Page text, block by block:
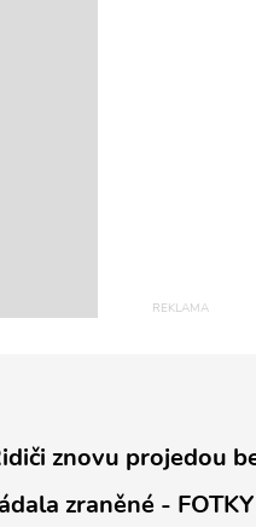
znovu projedou
zraněné - FOTKY